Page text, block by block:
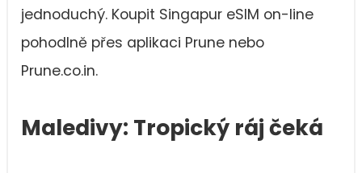
jednoduchý. Koupit Singapur eSIM on-line
pohodlně přes aplikaci Prune nebo
Prune.co.in.
Maledivy: Tropický ráj čeká